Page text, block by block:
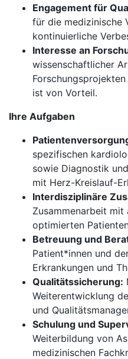
Engagement für
für die medizinische
kontinuierliche
Interesse an
wissenschaftlicher
ist von Vorteil.
Ihre Aufgaben
spezifischen
sowie Diagnostik
mit Herz-Kreislauf-
Interdisziplinäre
Zusammenarbeit mit
optimierten
Betreuung und
Patient*innen und
Erkrankungen und
Qualitätssicherung:
Weiterentwicklung
und
Schulung und
Weiterbildung von
medizinischen